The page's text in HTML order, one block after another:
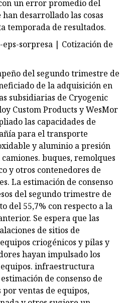
un error promedio del
han desarrollado las cosas
temporada de resultados.
sorpresa | Cotización de
del segundo trimestre de
de la adquisición en
subsidiarias de Cryogenic
Custom Products y WesMor
las capacidades de
para el transporte
y aluminio a presión
buques, remolques
y otros contenedores de
La estimación de consenso
del segundo trimestre de
del 55,7% con respecto a la
Se espera que las
de sitios de
criogénicos y pilas y
hayan impulsado los
infraestructura
de consenso de
ventas de equipos,